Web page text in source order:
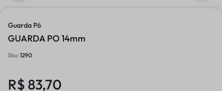
Guarda Pó
GUARDA PO 14mm
Sku:1290
R$ 83,70